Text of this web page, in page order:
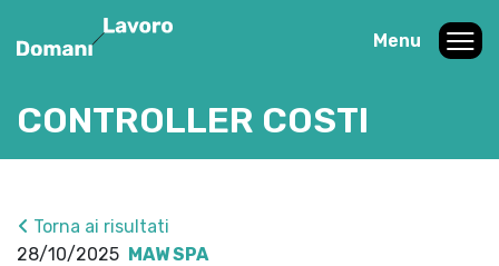
Menu
CONTROLLER COSTI
Torna ai risultati
28/10/2025 MAW SPA